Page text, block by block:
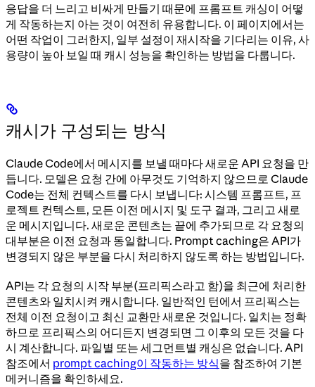
응답을 더 느리고 비싸게 만들기 때문에 프롬프트 캐싱이 어떻
게 작동하는지 아는 것이 여전히 유용합니다. 이 페이지에서는
어떤 작업이 그러한지, 일부 설정이 재시작을 기다리는 이유, 사
용량이 높아 보일 때 캐시 성능을 확인하는 방법을 다룹니다.
캐시가 구성되는 방식
Claude Code에서 메시지를 보낼 때마다 새로운 API 요청을 만
듭니다. 모델은 요청 간에 아무것도 기억하지 않으므로 Claude
Code는 전체 컨텍스트를 다시 보냅니다: 시스템 프롬프트, 프
로젝트 컨텍스트, 모든 이전 메시지 및 도구 결과, 그리고 새로
운 메시지입니다. 새로운 콘텐츠는 끝에 추가되므로 각 요청의
대부분은 이전 요청과 동일합니다. Prompt caching은 API가
변경되지 않은 부분을 다시 처리하지 않도록 하는 방법입니다.
API는 각 요청의 시작 부분(프리픽스라고 함)을 최근에 처리한
콘텐츠와 일치시켜 캐시합니다. 일반적인 턴에서 프리픽스는
전체 이전 요청이고 최신 교환만 새로운 것입니다. 일치는 정확
하므로 프리픽스의 어디든지 변경되면 그 이후의 모든 것을 다
시 계산합니다. 파일별 또는 세그먼트별 캐싱은 없습니다. API
참조에서 prompt caching이 작동하는 방식을 참조하여 기본
메커니즘을 확인하세요.